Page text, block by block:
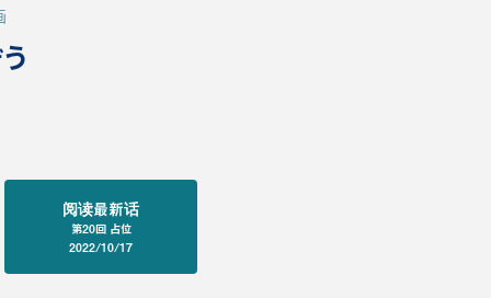
阅读最新话
第20回 占位
2022/10/17